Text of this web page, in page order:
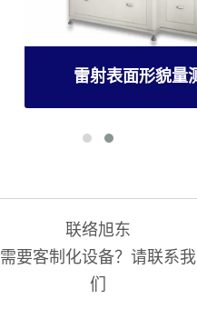
雷射表面形貌量测仪
联络旭东
需要客制化设备？请联系我
们